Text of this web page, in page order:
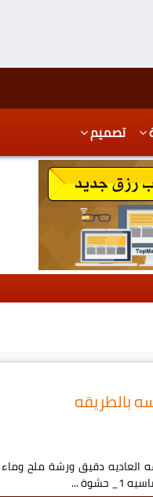
تصميم
بالطريقه
العاديه دقيق ورشة ملح
...